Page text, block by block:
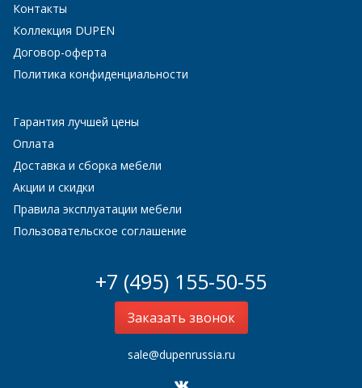
Контакты
Коллекция DUPEN
Договор-оферта
Политика конфиденциальности
Гарантия лучшей цены
Оплата
Доставка и сборка мебели
Акции и скидки
Правила эксплуатации мебели
Пользовательское соглашение
+7 (495) 155-50-55
Заказать звонок
sale@dupenrussia.ru